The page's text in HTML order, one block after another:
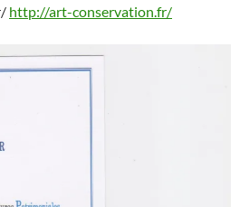
http://art-conservation.fr/